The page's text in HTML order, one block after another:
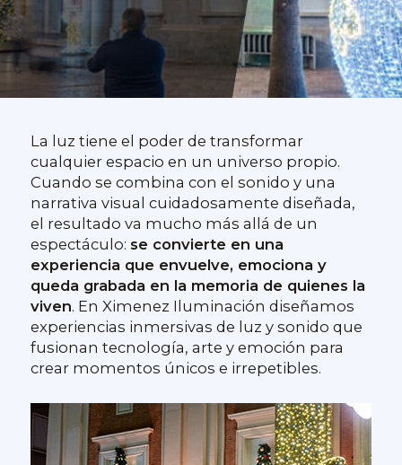
La luz tiene el poder de transformar
cualquier espacio en un universo propio.
Cuando se combina con el sonido y una
narrativa visual cuidadosamente diseñada,
el resultado va mucho más allá de un
espectáculo: se convierte en una
experiencia que envuelve, emociona y
queda grabada en la memoria de quienes la
viven. En Ximenez Iluminación diseñamos
experiencias inmersivas de luz y sonido que
fusionan tecnología, arte y emoción para
crear momentos únicos e irrepetibles.